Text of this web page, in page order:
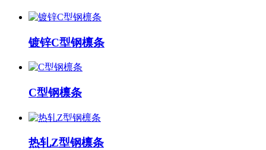
镀锌C型钢檩条
C型钢檩条
热轧Z型钢檩条